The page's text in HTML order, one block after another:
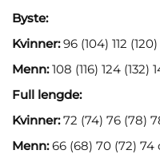
Byste:
Kvinner:96 (104) 112
Menn:108 (116) 124 (132)
Full lengde:
Kvinner:72 (74) 76 (78)
Menn:66 (68) 70 (72) 74